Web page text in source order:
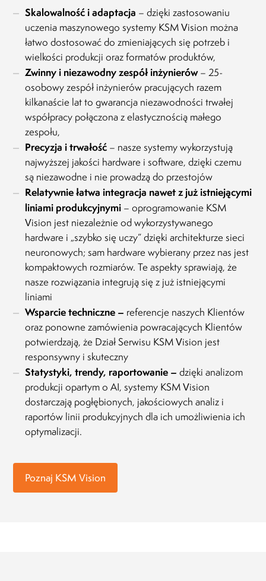
Skalowalność i adaptacja – dzięki zastosowaniu
uczenia maszynowego systemy KSM Vision można
łatwo dostosować do zmieniających się potrzeb i
wielkości produkcji oraz formatów produktów,
Zwinny i niezawodny zespół inżynierów– 25-
osobowy zespół inżynierów pracujących razem
kilkanaście lat to gwarancja niezawodności trwałej
współpracy połączona z elastycznością małego
zespołu,
Precyzja i trwałość – nasze systemy wykorzystują
najwyższej jakości hardware i software, dzięki czemu
są niezawodne i nie prowadzą do przestojów
Relatywnie łatwa integracja nawet z już istniejącymi
liniami produkcyjnymi – oprogramowanie KSM
Vision jest niezależnie od wykorzystywanego
hardware i „szybko się uczy” dzięki architekturze sieci
neuronowych; sam hardware wybierany przez nas jest
kompaktowych rozmiarów. Te aspekty sprawiają, że
nasze rozwiązania integrują się z już istniejącymi
liniami
Wsparcie techniczne – referencje naszych Klientów
oraz ponowne zamówienia powracających Klientów
potwierdzają, że Dział Serwisu KSM Vision jest
responsywny i skuteczny
Statystyki, trendy, raportowanie –dzięki analizom
produkcji opartym o AI, systemy KSM Vision
dostarczają pogłębionych, jakościowych analiz i
raportów linii produkcyjnych dla ich umożliwienia ich
optymalizacji.
Poznaj KSM Vision